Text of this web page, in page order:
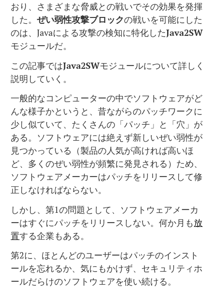
おり、さまざまな脅威との戦いでその効果を発揮
した。ぜい弱性攻撃ブロックの戦いを可能にした
のは、Javaによる攻撃の検知に特化したJava2SW
モジュールだ。
この記事ではJava2SWモジュールについて詳しく
説明していく。
一般的なコンピューターの中でソフトウェアがど
んな様子かというと、昔ながらのパッチワークに
少し似ていて、たくさんの「パッチ」と「穴」が
ある。ソフトウェアには絶えず新しいぜい弱性が
見つかっている（製品の人気が高ければ高いほ
ど、多くのぜい弱性が頻繁に発見される）ため、
ソフトウェアメーカーはパッチをリリースして修
正しなければならない。
しかし、第1の問題として、ソフトウェアメーカ
ーはすぐにパッチをリリースしない。何か月も放
置する企業もある。
第2に、ほとんどのユーザーはパッチのインスト
ールを忘れるか、気にもかけず、セキュリティホ
ールだらけのソフトウェアを使い続ける。